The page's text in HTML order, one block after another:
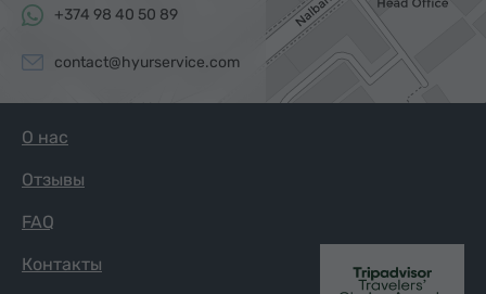
+374 98 40 50 89
contact@hyurservice.com
О нас
Отзывы
FAQ
Контакты